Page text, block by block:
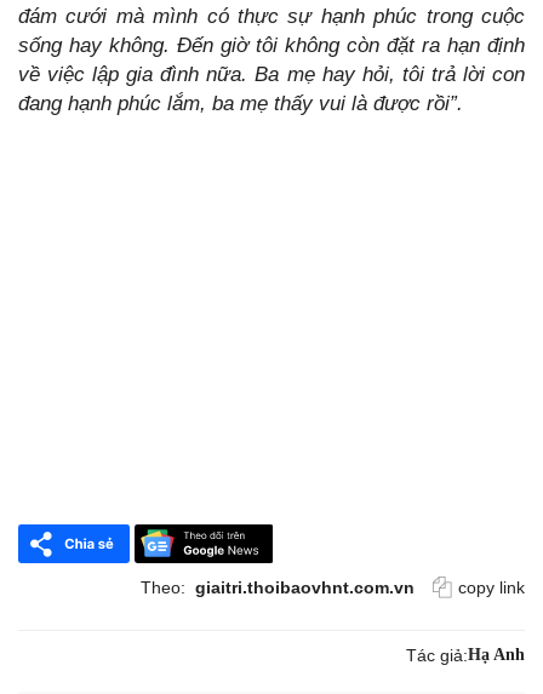
đám cưới mà mình có thực sự hạnh phúc trong cuộc
sống hay không. Đến giờ tôi không còn đặt ra hạn định
về việc lập gia đình nữa. Ba mẹ hay hỏi, tôi trả lời con
đang hạnh phúc lắm, ba mẹ thấy vui là được rồi”.
Theo: giaitri.thoibaovhnt.com.vn copy link
Tác giả:Hạ Anh